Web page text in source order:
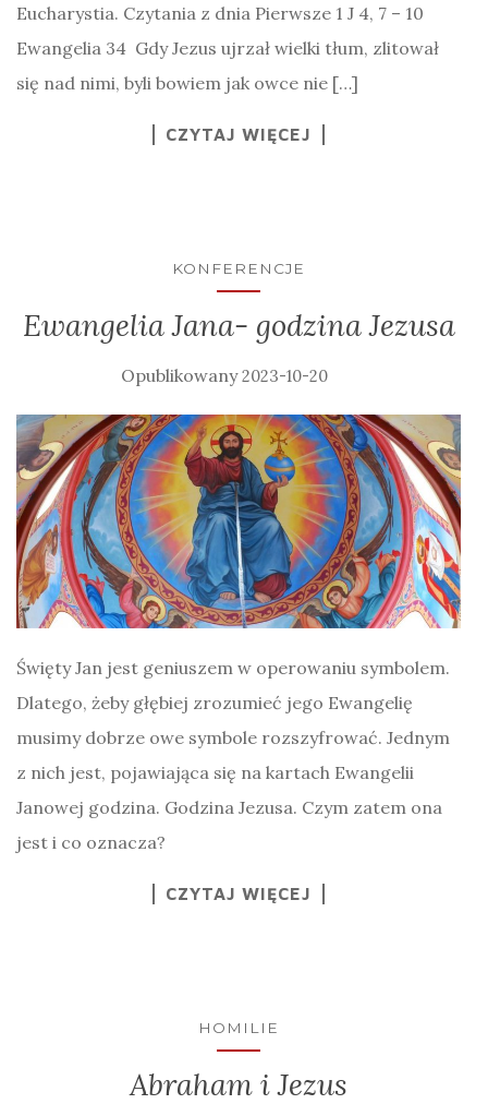
Eucharystia. Czytania z dnia Pierwsze 1 J 4, 7 – 10
Ewangelia 34 Gdy Jezus ujrzał wielki tłum, zlitował
się nad nimi, byli bowiem jak owce nie […]
CZYTAJ WIĘCEJ
KONFERENCJE
Ewangelia Jana- godzina Jezusa
2023-10-20
Święty Jan jest geniuszem w operowaniu symbolem.
Dlatego, żeby głębiej zrozumieć jego Ewangelię
musimy dobrze owe symbole rozszyfrować. Jednym
z nich jest, pojawiająca się na kartach Ewangelii
Janowej godzina. Godzina Jezusa. Czym zatem ona
jest i co oznacza?
CZYTAJ WIĘCEJ
HOMILIE
Abraham i Jezus